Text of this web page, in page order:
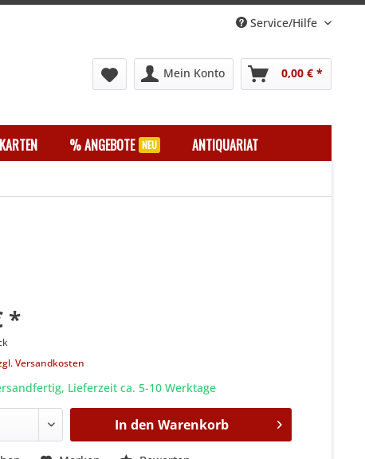
Service/Hilfe
Mein Konto 0,00 € *
% ANGEBOTE ANTIQUARIAT
*
Versandkosten
Lieferzeit ca. 5-10 Werktage
In den Warenkorb